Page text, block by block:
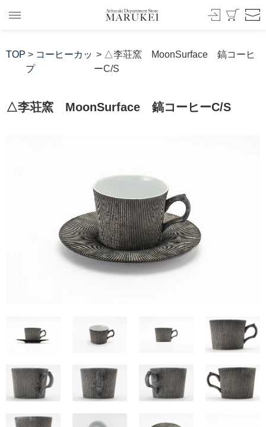
TOP > コーヒーカッ
プ
> △李荘窯 MoonSurface 鎬コーヒ
ーC/S
△李荘窯 MoonSurface 鎬コーヒーC/S